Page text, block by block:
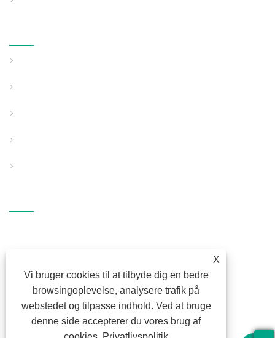
X
Vi bruger cookies til at tilbyde dig en bedre
browsingoplevelse, analysere trafik på
webstedet og tilpasse indhold. Ved at bruge
denne side accepterer du vores brug af
District, Ningbo, Zhejiang
E-MAIL:fl@fangli.com
FAX: +86-574-28883018